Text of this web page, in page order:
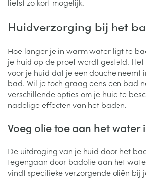
liefst zo kort mogelijk.
Huidverzorging bij het
Hoe langer je in warm water ligt te
je huid op de proef wordt gesteld. Het
voor je huid dat je een douche neemt
bad. Wil je toch graag eens een bad
verschillende opties om je huid te
nadelige effecten van het baden.
Voeg olie toe aan het water
De uitdroging van je huid door het
tegengaan door badolie aan het
vindt specifieke verzorgende oliën bij